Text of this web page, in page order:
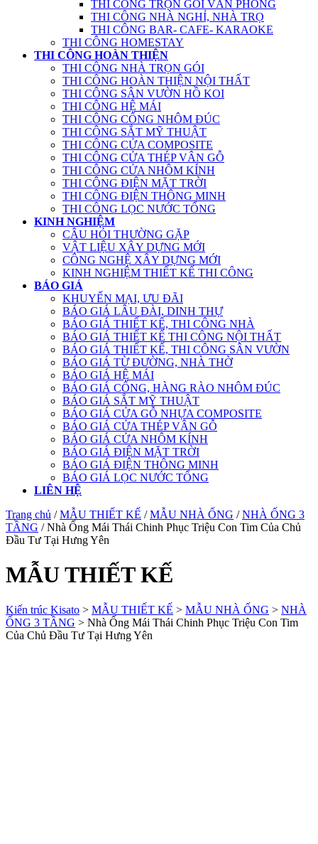
THI CÔNG TRỌN GÓI VĂN PHÒNG
THI CÔNG NHÀ NGHỈ, NHÀ TRỌ
THI CÔNG BAR- CAFE- KARAOKE
THI CÔNG HOMESTAY
THI CÔNG HOÀN THIỆN
THI CÔNG NHÀ TRỌN GÓI
THI CÔNG HOÀN THIỆN NỘI THẤT
THI CÔNG SÂN VƯỜN HỒ KOI
THI CÔNG HỆ MÁI
THI CÔNG CỔNG NHÔM ĐÚC
THI CÔNG SẮT MỸ THUẬT
THI CÔNG CỬA COMPOSITE
THI CÔNG CỬA THÉP VÂN GỖ
THI CÔNG CỬA NHÔM KÍNH
THI CÔNG ĐIỆN MẶT TRỜI
THI CÔNG ĐIỆN THÔNG MINH
THI CÔNG LỌC NƯỚC TỔNG
KINH NGHIỆM
CÂU HỎI THƯỜNG GẶP
VẬT LIỆU XÂY DỰNG MỚI
CÔNG NGHỆ XÂY DỰNG MỚI
KINH NGHIỆM THIẾT KẾ THI CÔNG
BÁO GIÁ
KHUYẾN MẠI, ƯU ĐÃI
BÁO GIÁ LÂU ĐÀI, DINH THỰ
BÁO GIÁ THIẾT KẾ, THI CÔNG NHÀ
BÁO GIÁ THIẾT KẾ THI CÔNG NỘI THẤT
BÁO GIÁ THIẾT KẾ, THI CÔNG SÂN VƯỜN
BÁO GIÁ TỪ ĐƯỜNG, NHÀ THỜ
BÁO GIÁ HỆ MÁI
BÁO GIÁ CỔNG, HÀNG RÀO NHÔM ĐÚC
BÁO GIÁ SẮT MỸ THUẬT
BÁO GIÁ CỬA GỖ NHỰA COMPOSITE
BÁO GIÁ CỬA THÉP VÂN GỖ
BÁO GIÁ CỬA NHÔM KÍNH
BÁO GIÁ ĐIỆN MẶT TRỜI
BÁO GIÁ ĐIỆN THÔNG MINH
BÁO GIÁ LỌC NƯỚC TỔNG
LIÊN HỆ
Trang chủ /MẪU THIẾT KẾ /MẪU NHÀ ỐNG /NHÀ ỐNG 3
TẦNG / Nhà Ống Mái Thái Chinh Phục Triệu Con Tim Của Chủ
Đầu Tư Tại Hưng Yên
MẪU THIẾT KẾ
Kiến trúc Kisato > MẪU THIẾT KẾ > MẪU NHÀ ỐNG > NHÀ
ỐNG 3 TẦNG > Nhà Ống Mái Thái Chinh Phục Triệu Con Tim
Của Chủ Đầu Tư Tại Hưng Yên